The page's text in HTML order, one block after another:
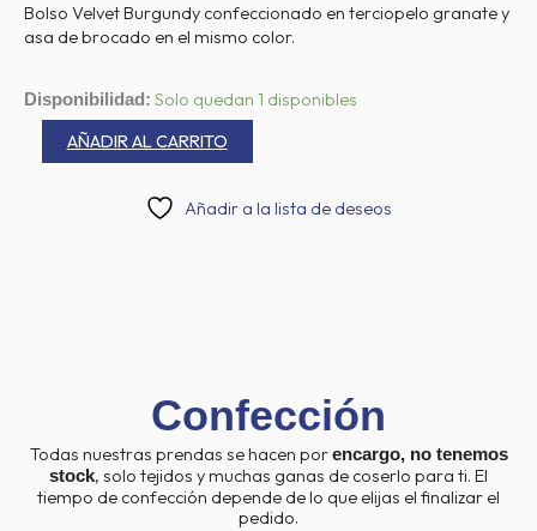
Bolso Velvet Burgundy confeccionado en terciopelo granate y
asa de brocado en el mismo color.
Disponibilidad: Solo quedan 1 disponibles
Bolso
Velvet
Burgundy
cantidad
AÑADIR AL CARRITO
Añadir a la lista de deseos
Confección
Todas nuestras prendas se hacen porencargo, no tenemos
stock, solo tejidos y muchas ganas de coserlo para ti. El
tiempo de confección depende de lo que elijas el finalizar el
pedido.